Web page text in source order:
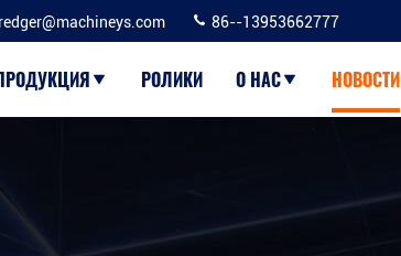
86--13953662777
РОЛИКИ О НАС НОВОСТИ